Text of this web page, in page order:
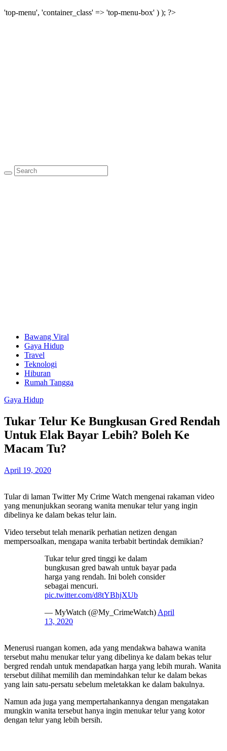
'top-menu', 'container_class' => 'top-menu-box' ) ); ?>
Bawang Viral
Gaya Hidup
Travel
Teknologi
Hiburan
Rumah Tangga
Gaya Hidup
Tukar Telur Ke Bungkusan Gred Rendah
Untuk Elak Bayar Lebih? Boleh Ke
Macam Tu?
April 19, 2020
Tular di laman Twitter My Crime Watch mengenai rakaman video
yang menunjukkan seorang wanita menukar telur yang ingin
dibelinya ke dalam bekas telur lain.
Video tersebut telah menarik perhatian netizen dengan
mempersoalkan, mengapa wanita terbabit bertindak demikian?
Tukar telur gred tinggi ke dalam
bungkusan gred bawah untuk bayar pada
harga yang rendah. Ini boleh consider
sebagai mencuri.
pic.twitter.com/d8tYBhjXUb
— MyWatch (@My_CrimeWatch) April
13, 2020
Menerusi ruangan komen, ada yang mendakwa bahawa wanita
tersebut mahu menukar telur yang dibelinya ke dalam bekas telur
bergred rendah untuk mendapatkan harga yang lebih murah. Wanita
tersebut dilihat memilih dan memindahkan telur ke dalam bekas
yang lain satu-persatu sebelum meletakkan ke dalam bakulnya.
Namun ada juga yang mempertahankannya dengan mengatakan
mungkin wanita tersebut hanya ingin menukar telur yang kotor
dengan telur yang lebih bersih.